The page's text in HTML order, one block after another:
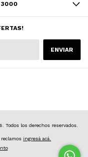
3000
los derechos reservados.
ingresá acá.